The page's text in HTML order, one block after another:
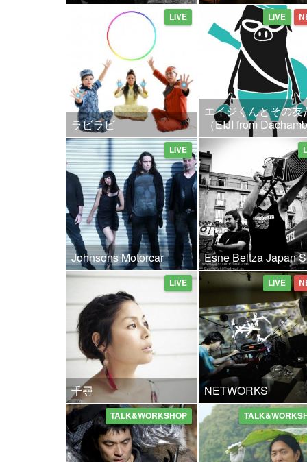
ラビラビ
LIVE
エイジくんとその友
（EIJI from
LIVE
Johnsons Motorcar
LIVE
Esne Beltza Japan
千尋
LIVE
NETWORKS
LIVE
TALK&WORKSHOP